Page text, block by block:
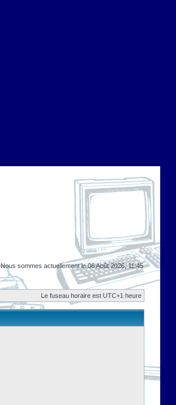
Nous sommes actuellement le 08 Août 2026, 11:45
Le fuseau horaire est UTC+1 heure